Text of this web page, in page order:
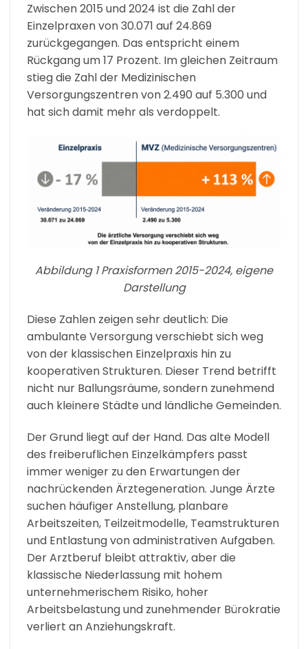
Zwischen 2015 und 2024 ist die Zahl der
Einzelpraxen von 30.071 auf 24.869
zurückgegangen. Das entspricht einem
Rückgang um 17 Prozent. Im gleichen Zeitraum
stieg die Zahl der Medizinischen
Versorgungszentren von 2.490 auf 5.300 und
hat sich damit mehr als verdoppelt.
Abbildung 1 Praxisformen 2015-2024, eigene
Darstellung
Diese Zahlen zeigen sehr deutlich: Die
ambulante Versorgung verschiebt sich weg
von der klassischen Einzelpraxis hin zu
kooperativen Strukturen. Dieser Trend betrifft
nicht nur Ballungsräume, sondern zunehmend
auch kleinere Städte und ländliche Gemeinden.
Der Grund liegt auf der Hand. Das alte Modell
des freiberuflichen Einzelkämpfers passt
immer weniger zu den Erwartungen der
nachrückenden Ärztegeneration. Junge Ärzte
suchen häufiger Anstellung, planbare
Arbeitszeiten, Teilzeitmodelle, Teamstrukturen
und Entlastung von administrativen Aufgaben.
Der Arztberuf bleibt attraktiv, aber die
klassische Niederlassung mit hohem
unternehmerischem Risiko, hoher
Arbeitsbelastung und zunehmender Bürokratie
verliert an Anziehungskraft.